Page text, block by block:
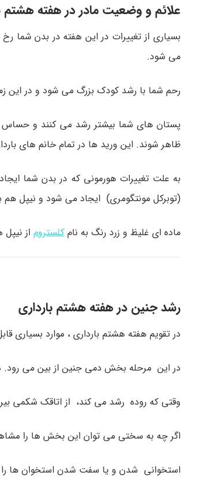
علائم و وضعیت مادر در هفته هشتم
می شود.
رحم شما با رشد کودک بزرگ می شود و در این
پستان های شما بیشتر رشد می کنند و
ظاهر شوند. این ورید ها در تمام خانم های
به علت تغییرات هورمونی که در بدن شما
(توبرکل مونتگومری) ایجاد می شود و نیپل
ماده ای غلیظ و زرد رنگ به نام کلستروم از
رشد جنین در هفته هشتم بارداری
در تقویم هفته هشتم بارداری ، موارد بسیاری
در این مرحله بخش دمی جنین از بین می رود. در این حالت جنین در
وقتی که روده رشد می کند، از اتاقک شکمی
اگر چه به سختی می توان این بخش ها را
استخوانی شدن و یا سفت شدن استخوان ها را